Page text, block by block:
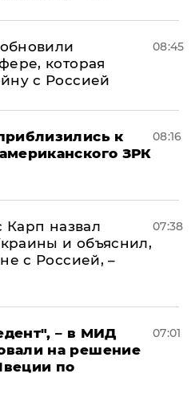
которая
с Россией
08:45
к
ЗРК
08:16
Карп назвал
и объяснил,
с Россией, –
07:38
– в МИД
на решение
по
07:01